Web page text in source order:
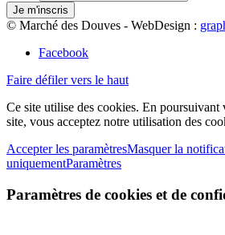
© Marché des Douves - WebDesign :
Facebook
Faire défiler vers le haut
Ce site utilise des cookies. En
site, vous acceptez notre utilisation des
Accepter les paramètresMasquer la
uniquementParamètres
Paramètres de cookies et de